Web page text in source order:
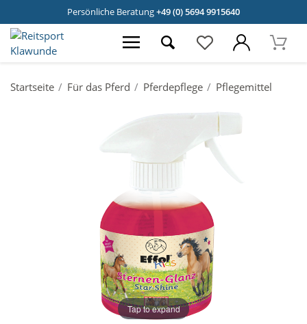
Persönliche Beratung+49 (0) 5694 9915640
Startseite Für das Pferd Pferdepflege Pflegemittel
Tap to expand